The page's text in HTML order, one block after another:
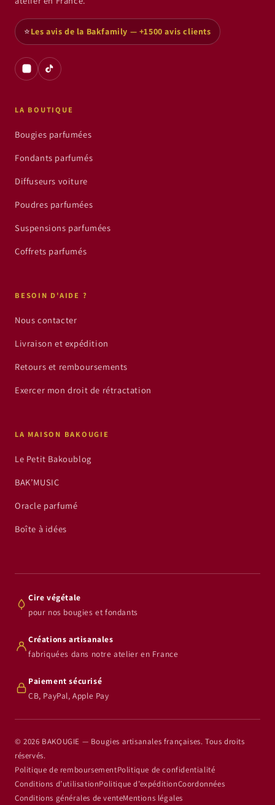
⭐Les avis de la Bakfamily — +1500 avis clients
LA BOUTIQUE
Bougies parfumées
Fondants parfumés
Diffuseurs voiture
Poudres parfumées
Suspensions parfumées
Coffrets parfumés
BESOIN D'AIDE ?
Nous contacter
Livraison et expédition
Retours et remboursements
Exercer mon droit de rétractation
LA MAISON BAKOUGIE
Le Petit Bakoublog
BAK’MUSIC
Oracle parfumé
Boîte à idées
Cire végétale
pour nos bougies et fondants
Créations artisanales
fabriquées dans notre atelier en France
Paiement sécurisé
CB, PayPal, Apple Pay
© 2026 BAKOUGIE — Bougies artisanales françaises. Tous droits
réservés.
Politique de remboursementPolitique de confidentialité
Conditions d’utilisationPolitique d’expéditionCoordonnées
Conditions générales de venteMentions légales